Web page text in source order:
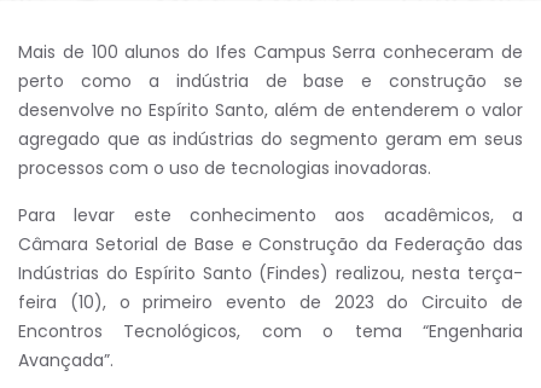
Mais de 100 alunos do Ifes Campus Serra conheceram de
perto como a indústria de base e construção se
desenvolve no Espírito Santo, além de entenderem o valor
agregado que as indústrias do segmento geram em seus
processos com o uso de tecnologias inovadoras.
Para levar este conhecimento aos acadêmicos, a
Câmara Setorial de Base e Construção da Federação das
Indústrias do Espírito Santo (Findes) realizou, nesta terça-
feira (10), o primeiro evento de 2023 do Circuito de
Encontros Tecnológicos, com o tema “Engenharia
Avançada”.